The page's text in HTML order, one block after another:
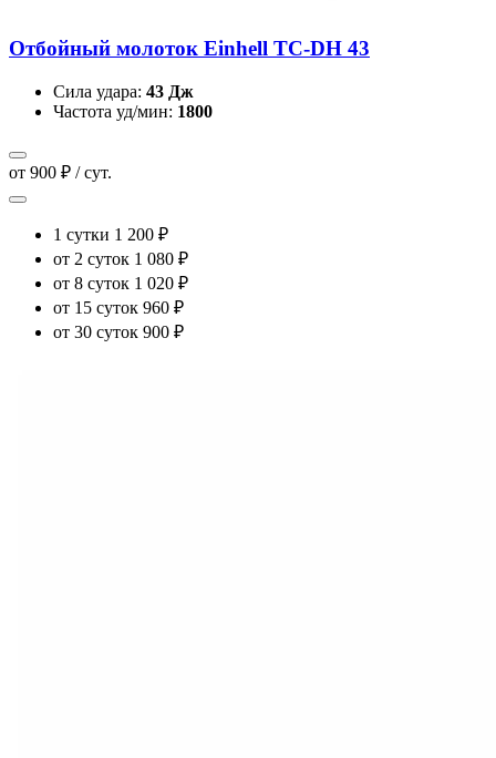
Отбойный молоток Einhell TC-DH 43
Сила удара: 43 Дж
Частота уд/мин: 1800
от 900 ₽ / сут.
1 сутки 1 200 ₽
от 2 суток 1 080 ₽
от 8 суток 1 020 ₽
от 15 суток 960 ₽
от 30 суток 900 ₽